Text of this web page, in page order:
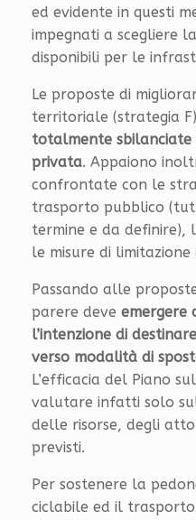
ed evidente in questi
impegnati a scegliere
disponibili per le
Le proposte di
territoriale (strategia
totalmente
privata. Appaiono
confrontate con le
trasporto pubblico
termine e da definire),
le misure di
Passando alle
parere deve emergere
l’intenzione di
verso modalità di
L’efficacia del Piano
valutare infatti solo
delle risorse, degli
previsti.
Per sostenere la
ciclabile ed il